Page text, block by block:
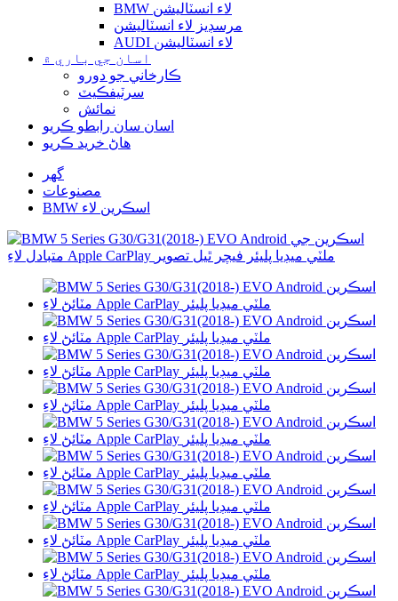
BMW لاء انسٽاليشن
مرسڊيز لاء انسٽاليشن
AUDI لاء انسٽاليشن
اسان جي باري ۾
ڪارخاني جو دورو
سرٽيفڪيٽ
نمائش
اسان سان رابطو ڪريو
هاڻ خريد ڪريو
گهر
مصنوعات
BMW اسڪرين لاء